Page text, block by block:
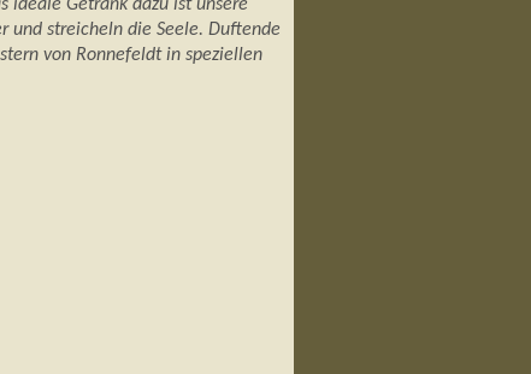
ideale Getränk dazu ist unsere
und streicheln die Seele. Duftende
von Ronnefeldt in speziellen